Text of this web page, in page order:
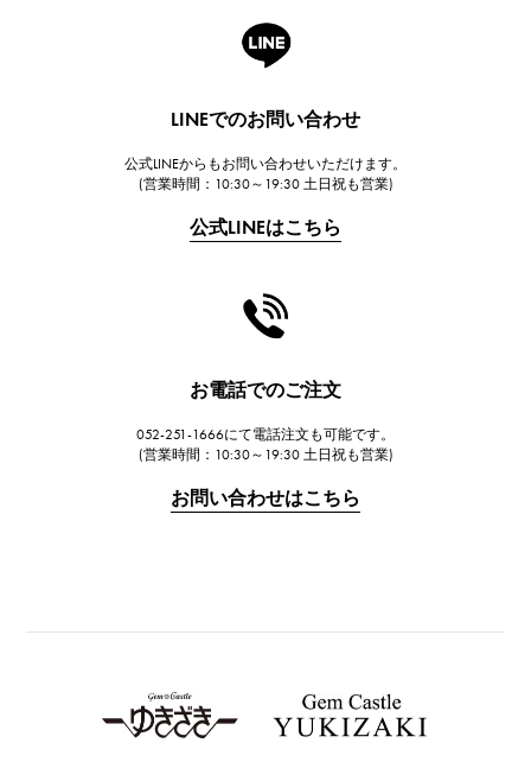
フランク・ミュラー
TAG HEUER
Van Cleef & Arpels
ヴァンクリーフ&アーペル
LINEでのお問い合わせ
公式LINEからもお問い合わせいただけます。
(営業時間：10:30～19:30 土日祝も営業)
公式LINEはこちら
お電話でのご注文
052-251-1666にて電話注文も可能です。
(営業時間：10:30～19:30 土日祝も営業)
お問い合わせはこちら